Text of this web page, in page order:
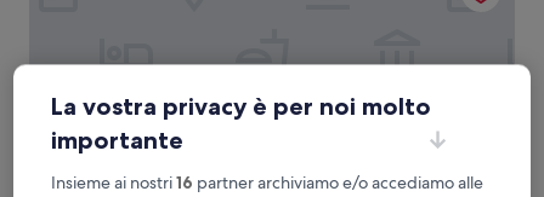
La vostra privacy è per noi molto
importante
Insieme ai nostri16 partner archiviamo e/o accediamo alle